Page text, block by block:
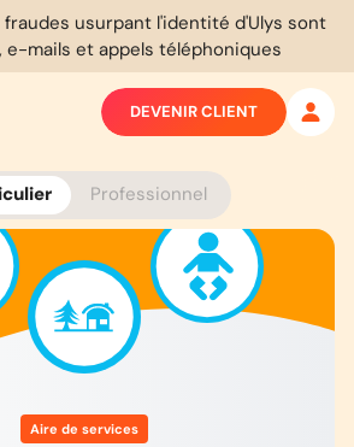
usurpant l'identité d'Ulys sont
e-mails et appels téléphoniques
Professionnel
DEVENIR CLIENT
Aire de services